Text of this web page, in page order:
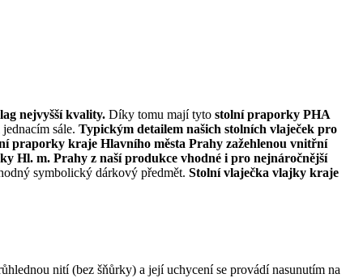
nejvyšší kvality. Díky tomu mají tyto stolní praporky PHA
sále. Typickým detailem našich stolních vlaječek pro
praporky kraje Hlavního města Prahy zažehlenou vnitřní
Hl. m. Prahy z naší produkce vhodné i pro nejnáročnější
symbolický dárkový předmět. Stolní vlaječka vlajky kraje
nití (bez šňůrky) a její uchycení se provádí nasunutím na